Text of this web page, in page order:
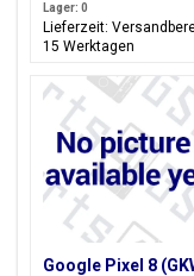
Lager: 0
Lieferzeit:
15 Werktagen
Google Pixel 8